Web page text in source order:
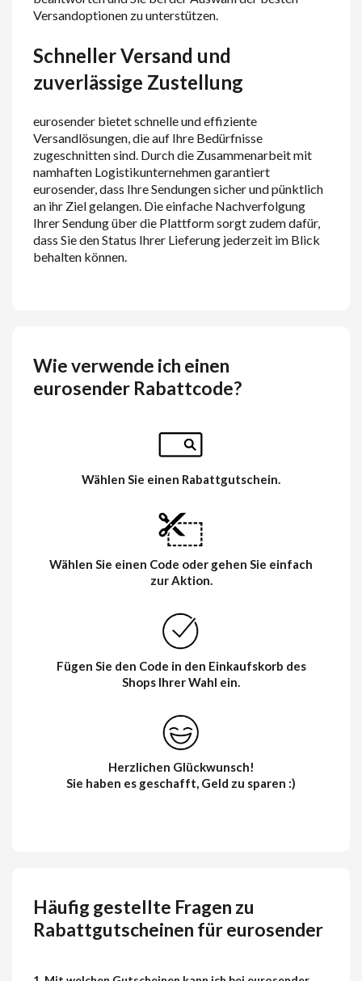
Versandoptionen zu unterstützen.
Schneller Versand und
zuverlässige Zustellung
eurosender bietet schnelle und effiziente
Versandlösungen, die auf Ihre Bedürfnisse
zugeschnitten sind. Durch die Zusammenarbeit mit
namhaften Logistikunternehmen garantiert
eurosender, dass Ihre Sendungen sicher und pünktlich
an ihr Ziel gelangen. Die einfache Nachverfolgung
Ihrer Sendung über die Plattform sorgt zudem dafür,
dass Sie den Status Ihrer Lieferung jederzeit im Blick
behalten können.
Wie verwende ich einen
eurosender Rabattcode?
Wählen Sie einen Rabattgutschein.
Wählen Sie einen Code oder gehen Sie einfach
zur Aktion.
Fügen Sie den Code in den Einkaufskorb des
Shops Ihrer Wahl ein.
Herzlichen Glückwunsch!
Sie haben es geschafft, Geld zu sparen :)
Häufig gestellte Fragen zu
Rabattgutscheinen für eurosender